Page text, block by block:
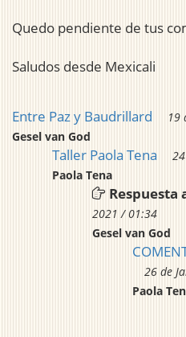
Quedo pendiente de tus
Saludos desde Mexicali
Entre Paz y Baudrillard
19
Gesel van God
Taller Paola Tena
Paola Tena
Respuesta
2021 / 01:34
Gesel van God
26 de
Paola